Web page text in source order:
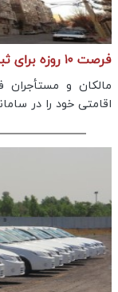
فرصت ۱۰ روزه برای ثبت املاک در سامانه ملی املاک و اسکان
اقامتی خود را در